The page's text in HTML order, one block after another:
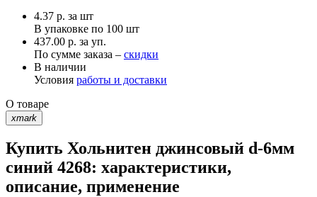
4.37 р. за шт
В упаковке по 100 шт
437.00 р. за уп.
По сумме заказа – скидки
В наличии
Условия работы и доставки
О товаре
xmark
Купить Хольнитен джинсовый d-6мм
синий 4268: характеристики,
описание, применение